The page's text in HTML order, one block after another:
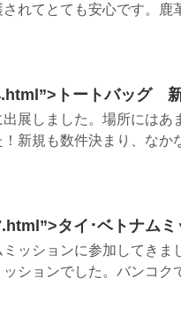
れてとても安心です。鹿
トートバッグ
展しました。場所にはあ
新規も数件決まり、なか
タイ･ベトナムミ
ミッションに参加してきま
ションでした。バンコク